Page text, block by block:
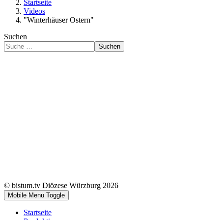
Startseite
Videos
"Winterhäuser Ostern"
Suchen
Suchen
© bistum.tv Diözese Würzburg 2026
Mobile Menu Toggle
Startseite